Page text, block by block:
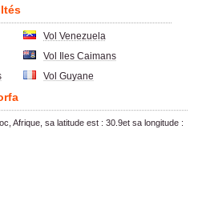
Vol Venezuela
Vol Iles Caimans
Vol Guyane
Afrique, sa latitude est : 30.9et sa longitude :